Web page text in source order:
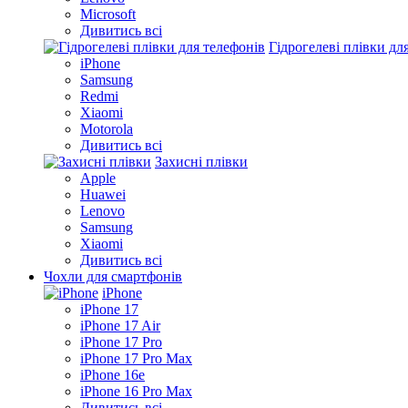
Microsoft
Дивитись всі
Гідрогелеві плівки
iPhone
Samsung
Redmi
Xiaomi
Motorola
Дивитись всі
Захисні плівки
Apple
Huawei
Lenovo
Samsung
Xiaomi
Дивитись всі
Чохли для смартфонів
iPhone
iPhone 17
iPhone 17 Air
iPhone 17 Pro
iPhone 17 Pro Max
iPhone 16e
iPhone 16 Pro Max